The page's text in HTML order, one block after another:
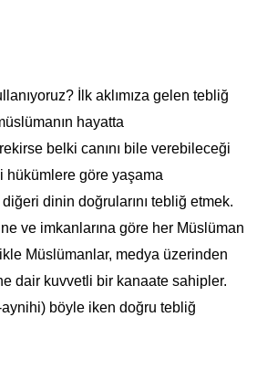
İlk aklımıza gelen tebliğ
hayatta
belki canını bile verebileceği
hükümlere göre yaşama
dinin doğrularını tebliğ etmek.
ve imkanlarına göre her Müslüman
Müslümanlar, medya üzerinden
dair kuvvetli bir kanaate sahipler.
böyle iken doğru tebliğ